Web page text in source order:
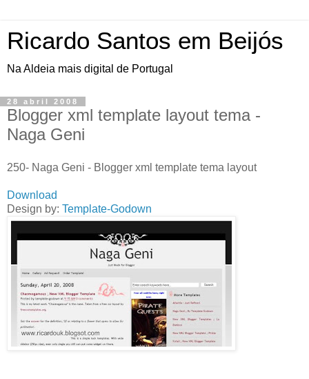
Ricardo Santos em Beijós
Na Aldeia mais digital de Portugal
28 abril 2008
Blogger xml template layout tema -
Naga Geni
250- Naga Geni - Blogger xml template tema layout
Download
Design by: Template-Godown